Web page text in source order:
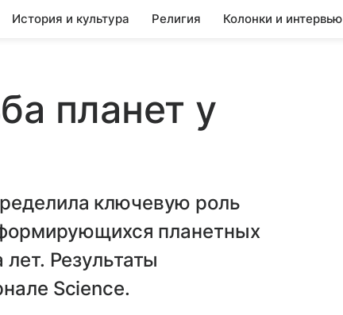
История и культура Религия Колонки и интервью
планет у
ключевую роль
планетных
Результаты
Science.